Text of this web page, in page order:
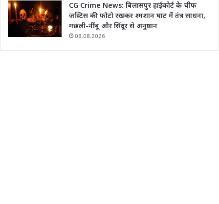
CG Crime News: बिलासपुर हाईकोर्ट के चीफ
जस्टिस की फोटो रखकर श्मशान घाट में तंत्र साधना,
मछली-नींबू और सिंदूर से अनुष्ठान
08.08.2026